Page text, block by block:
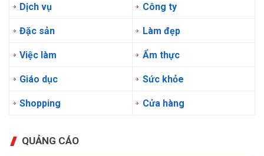
Dịch vụ Công ty
Đặc sản Làm đẹp
Việc làm Ẩm thực
Giáo dục Sức khỏe
Shopping Cửa hàng
QUẢNG CÁO